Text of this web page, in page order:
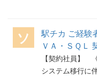
ソ
駅チカ ご経験
ＶＡ・ＳＱＬ
【契約社員】
システム移行に